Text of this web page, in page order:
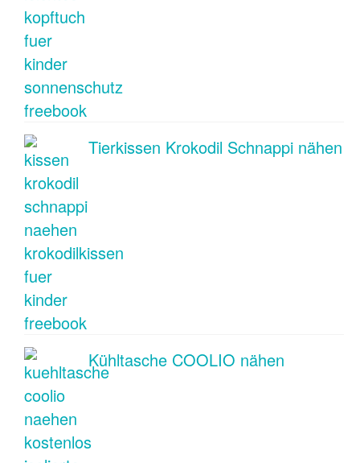
Tierkissen Krokodil Schnappi nähen
Kühltasche COOLIO nähen